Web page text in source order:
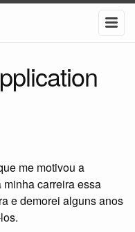
me motivou a
carreira essa
e demorei alguns anos